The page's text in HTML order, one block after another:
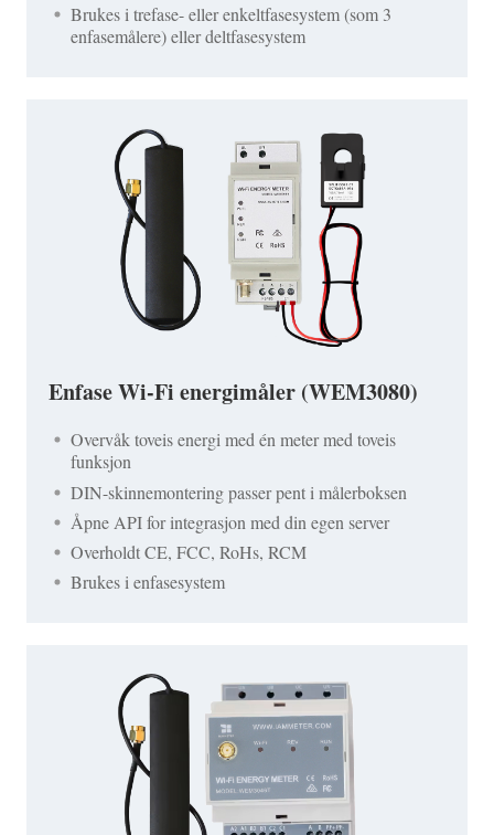
Brukes i trefase- eller enkeltfasesystem (som 3
enfasemålere) eller deltfasesystem
Enfase Wi-Fi energimåler (WEM3080)
Overvåk toveis energi med én meter med toveis
funksjon
DIN-skinnemontering passer pent i målerboksen
Åpne API for integrasjon med din egen server
Overholdt CE, FCC, RoHs, RCM
Brukes i enfasesystem